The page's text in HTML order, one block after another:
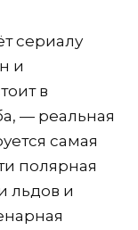
сериалу
и
в
— реальная
самая
полярная
льдов и